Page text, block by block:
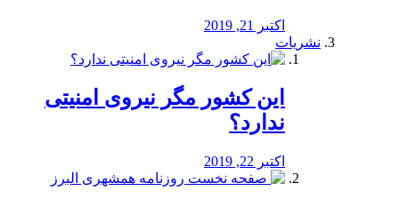
اکتبر 21, 2019
نشریات
این کشور مگر نیروی امنیتی
ندارد؟
اکتبر 22, 2019